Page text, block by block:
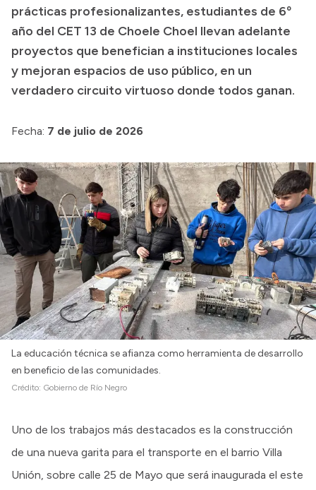
Transparencia
Presupuesto
Boletín Oficial
Consulta de expedientes
Convocatorias
Intranet
Login
prácticas profesionalizantes, estudiantes de 6º
año del CET 13 de Choele Choel llevan adelante
proyectos que benefician a instituciones locales
y mejoran espacios de uso público, en un
verdadero circuito virtuoso donde todos ganan.
Fecha: 7 de julio de 2026
La educación técnica se afianza como herramienta de desarrollo
en beneficio de las comunidades.
Crédito: Gobierno de Río Negro
Uno de los trabajos más destacados es la construcción
de una nueva garita para el transporte en el barrio Villa
Unión, sobre calle 25 de Mayo que será inaugurada el este